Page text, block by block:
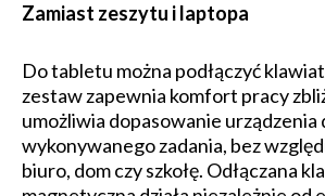
Zamiast zeszytu i laptopa
Do tabletu można podłączyć
zestaw zapewnia komfort pracy
umożliwia dopasowanie urządzenia
wykonywanego zadania, bez
biuro, dom czy szkołę. Odłączana